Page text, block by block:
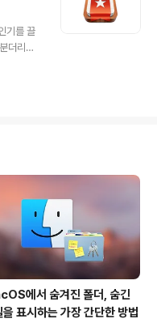
예정이
에서
분을 만
할 수
..
기를 끌
더리스
로(Pr
조만
' 버전
으로도 계
이 없
업 기능
에서 숨겨진 폴더, 숨긴
을 표시하는 가장 간단한 방법